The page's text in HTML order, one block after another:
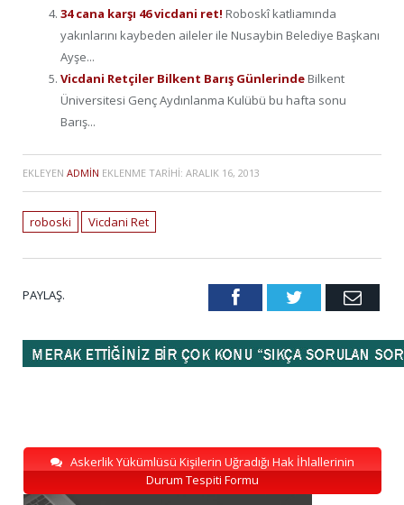
34 cana karşı 46 vicdani ret! Roboskî katliamında
yakınlarını kaybeden aileler ile Nusaybin Belediye Başkanı
Ayşe...
Vicdani Retçiler Bilkent Barış Günlerinde Bilkent
Üniversitesi Genç Aydınlanma Kulübü bu hafta sonu
Barış...
EKLEYEN ADMIN EKLENME TARIHI: ARALIK 16, 2013
roboski Vicdani Ret
PAYLAŞ. FacebookTwitter Email
Askerlik Yükümlüsü Kişilerin Uğradığı Hak İhlallerinin
Durum Tespiti Formu